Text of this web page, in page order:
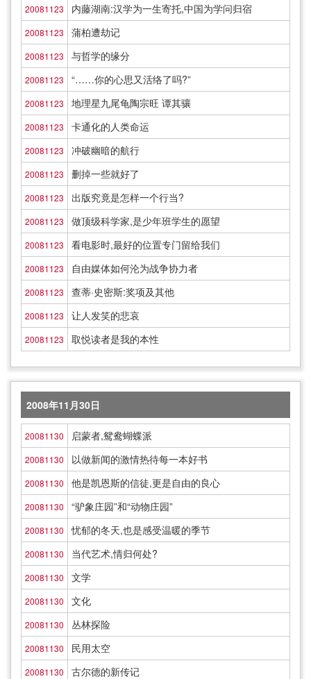
20081123 内藤湖南:汉学为一生寄托,中国为学问归宿
20081123 蒲柏遭劫记
20081123 与哲学的缘分
20081123 “……你的心思又活络了吗?”
20081123 地理星九尾龟陶宗旺 谭其骧
20081123 卡通化的人类命运
20081123 冲破幽暗的航行
20081123 删掉一些就好了
20081123 出版究竟是怎样一个行当?
20081123 做顶级科学家,是少年班学生的愿望
20081123 看电影时,最好的位置专门留给我们
20081123 自由媒体如何沦为战争协力者
20081123 查蒂·史密斯:奖项及其他
20081123 让人发笑的悲哀
20081123 取悦读者是我的本性
2008年11月30日
20081130 启蒙者,鸳鸯蝴蝶派
20081130 以做新闻的激情热待每一本好书
20081130 他是凯恩斯的信徒,更是自由的良心
20081130 “驴象庄园”和“动物庄园”
20081130 忧郁的冬天,也是感受温暖的季节
20081130 当代艺术,情归何处?
20081130 文学
20081130 文化
20081130 丛林探险
20081130 民用太空
20081130 古尔德的新传记